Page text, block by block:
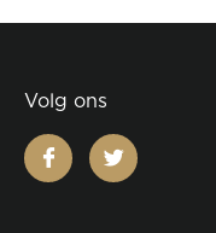
Volg ons
facebooktwitter